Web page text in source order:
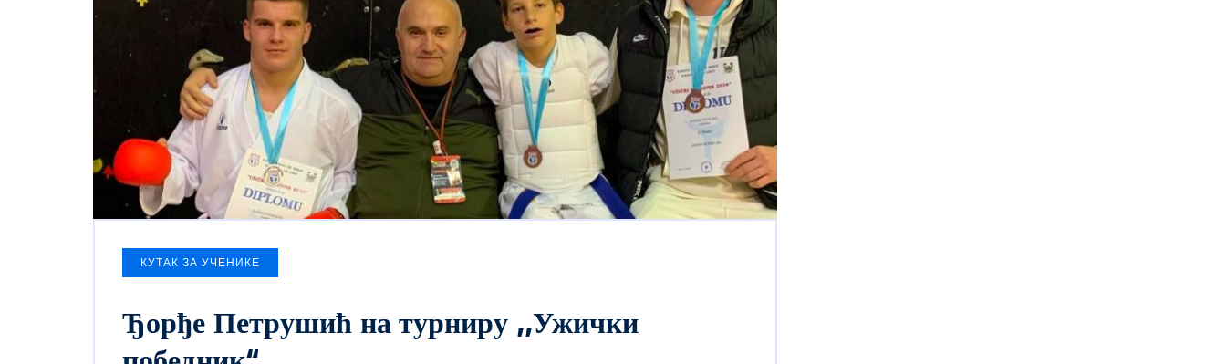
КУТАК ЗА УЧЕНИКЕ
Ђорђе Петрушић на турниру ,,Ужички